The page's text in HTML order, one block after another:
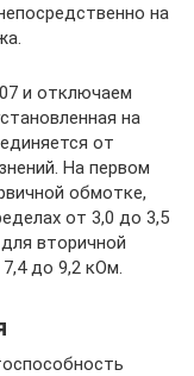
на
и отключаем
на
от
На первом
обмотке,
от 3,0 до 3,5
вторичной
до 9,2 кОм.